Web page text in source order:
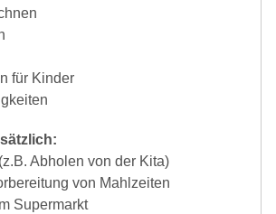
für Kinder
Abholen von der Kita)
von Mahlzeiten
Supermarkt